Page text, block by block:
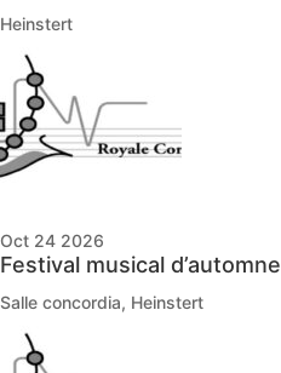
Heinstert
Oct 24 2026
Festival musical d’automne
Salle concordia, Heinstert